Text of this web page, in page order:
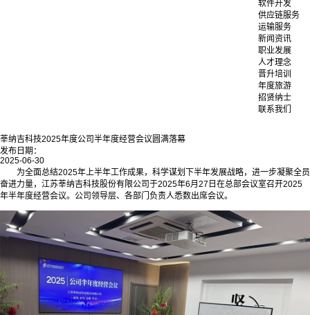
软件开发
供应链服务
运输服务
新闻资讯
职业发展
人才理念
晋升培训
年度旅游
招贤纳士
联系我们
莘纳吉科技2025年度公司半年度经营会议圆满落幕
发布日期：
2025-06-30
为全面总结2025年上半年工作成果，科学谋划下半年发展战略，进一步凝聚全员
奋进力量，江苏莘纳吉科技股份有限公司于2025年6月27日在总部会议室召开2025
年半年度经营会议。公司领导层、各部门负责人悉数出席会议。